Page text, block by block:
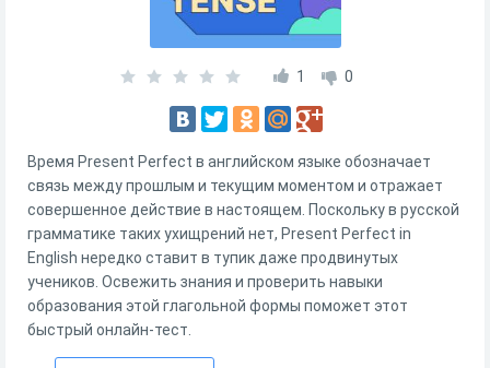
1 0
Время Present Perfect в английском языке обозначает
связь между прошлым и текущим моментом и отражает
совершенное действие в настоящем. Поскольку в русской
грамматике таких ухищрений нет, Present Perfect in
English нередко ставит в тупик даже продвинутых
учеников. Освежить знания и проверить навыки
образования этой глагольной формы поможет этот
быстрый онлайн-тест.